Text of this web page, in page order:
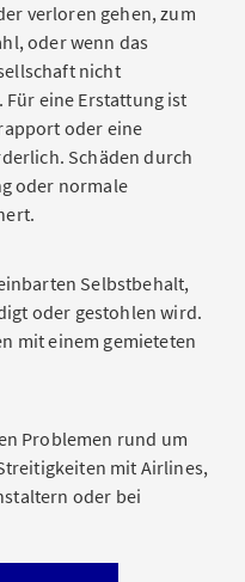
verloren gehen, zum
oder wenn das
nicht
eine Erstattung ist
oder eine
Schäden durch
oder normale
Selbstbehalt,
oder gestohlen wird.
mit einem gemieteten
Problemen rund um
mit Airlines,
oder bei